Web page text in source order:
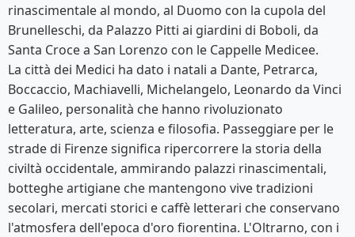
rinascimentale al mondo, al Duomo con la cupola del
Brunelleschi, da Palazzo Pitti ai giardini di Boboli, da
Santa Croce a San Lorenzo con le Cappelle Medicee.
La città dei Medici ha dato i natali a Dante, Petrarca,
Boccaccio, Machiavelli, Michelangelo, Leonardo da Vinci
e Galileo, personalità che hanno rivoluzionato
letteratura, arte, scienza e filosofia. Passeggiare per le
strade di Firenze significa ripercorrere la storia della
civiltà occidentale, ammirando palazzi rinascimentali,
botteghe artigiane che mantengono vive tradizioni
secolari, mercati storici e caffè letterari che conservano
l'atmosfera dell'epoca d'oro fiorentina. L'Oltrarno, con i